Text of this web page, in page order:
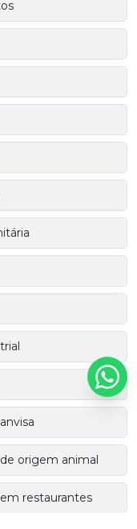
origem animal
restaurantes